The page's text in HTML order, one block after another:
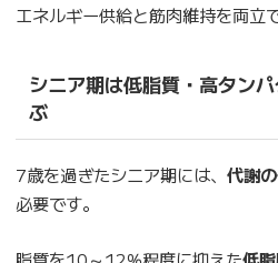
エネルギー供給と筋肉維持を両立
シニア期は低脂質・高タン
ぶ
7歳を過ぎたシニア期には、 代謝
必要です。